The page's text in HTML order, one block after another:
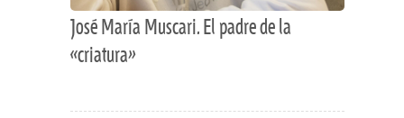
José María Muscari. El padre de la
«criatura»